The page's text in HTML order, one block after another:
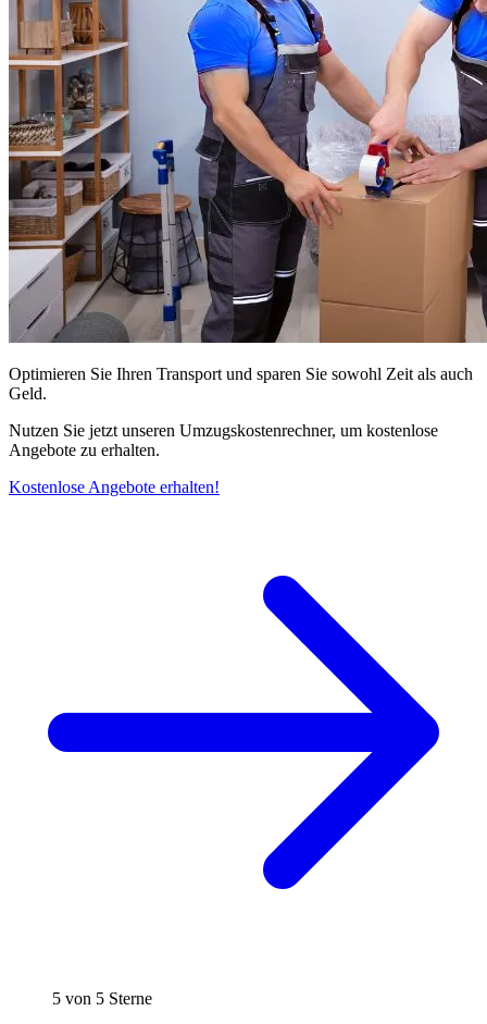
Optimieren Sie Ihren Transport und sparen Sie sowohl Zeit als auch
Geld.
Nutzen Sie jetzt unseren Umzugskostenrechner, um kostenlose
Angebote zu erhalten.
Kostenlose Angebote erhalten!
5 von 5 Sterne